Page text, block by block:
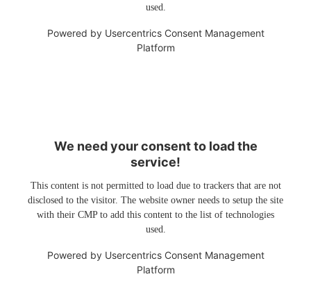
used.
Powered by Usercentrics Consent Management
Platform
We need your consent to load the
service!
This content is not permitted to load due to trackers that are not
disclosed to the visitor. The website owner needs to setup the site
with their CMP to add this content to the list of technologies
used.
Powered by Usercentrics Consent Management
Platform